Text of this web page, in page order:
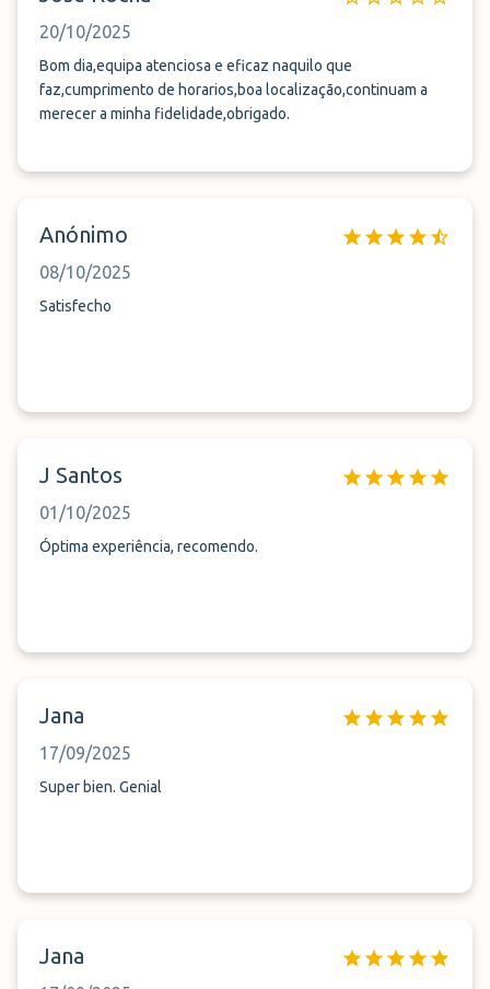
20/10/2025
Bom dia,equipa atenciosa e eficaz naquilo que
faz,cumprimento de horarios,boa localização,continuam a
merecer a minha fidelidade,obrigado.
Anónimo
08/10/2025
Satisfecho
J Santos
01/10/2025
Óptima experiência, recomendo.
Jana
17/09/2025
Super bien. Genial
Jana